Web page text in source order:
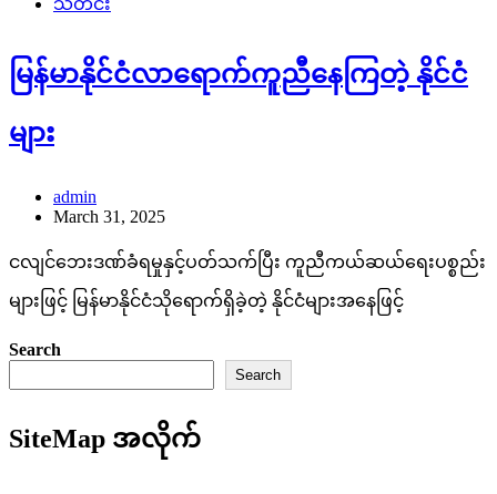
သတင်း
မြန်မာနိုင်ငံလာရောက်ကူညီနေကြတဲ့ နိုင်ငံ
များ
admin
March 31, 2025
ငလျင်ဘေးဒဏ်ခံရမှုနှင့်ပတ်သက်ပြီး ကူညီကယ်ဆယ်ရေးပစ္စည်း
များဖြင့် မြန်မာနိုင်ငံသိုရောက်ရှိခဲ့တဲ့ နိုင်ငံများအနေဖြင့်
Search
Search
SiteMap အလိုက်